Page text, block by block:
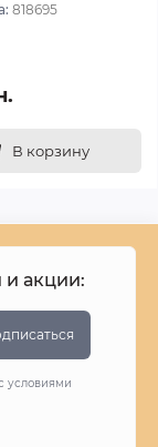
818695
В корзину
и акции:
условиями